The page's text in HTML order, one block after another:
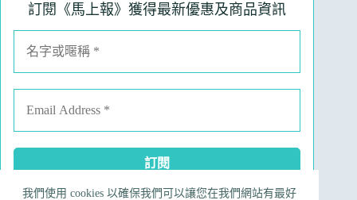
我們使用 cookies 以確保我們可以讓您在我們網站有最好
訂閱《馬上報》獲得最新優惠及商品資訊